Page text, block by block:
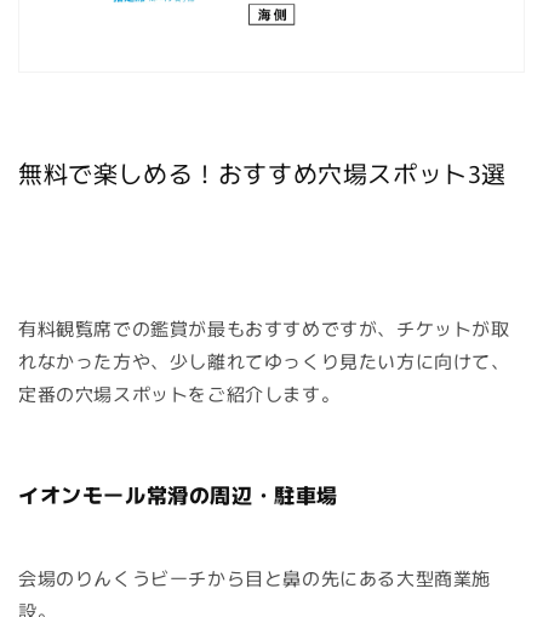
無料で楽しめる！おすすめ穴場スポット3選
有料観覧席での鑑賞が最もおすすめですが、チケットが取
れなかった方や、少し離れてゆっくり見たい方に向けて、
定番の穴場スポットをご紹介します。
イオンモール常滑の周辺・駐車場
会場のりんくうビーチから目と鼻の先にある大型商業施
設。